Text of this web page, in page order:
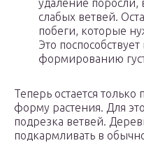
удаление поросли,
слабых ветвей.
побеги, которые
Это
формированию
Теперь остается
форму растения. Для
подрезка ветвей.
подкармливать в